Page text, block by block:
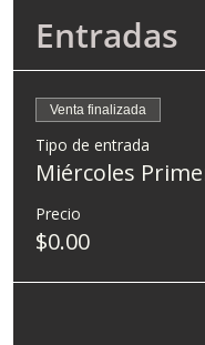
Entradas
Venta finalizada
Tipo de entrada
Miércoles
Precio
$0.00